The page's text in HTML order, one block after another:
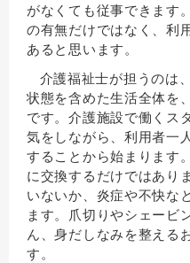
がなくても従事できます
の有無だけではなく、利
あると思います。
介護福祉士が担うのは
状態を含めた生活全体を
です。介護施設で働くス
気をしながら、利用者一
することから始まります
に交換するだけではあり
いないか、炎症や不快な
ます。爪切りやシェービ
ん、身だしなみを整える
す。